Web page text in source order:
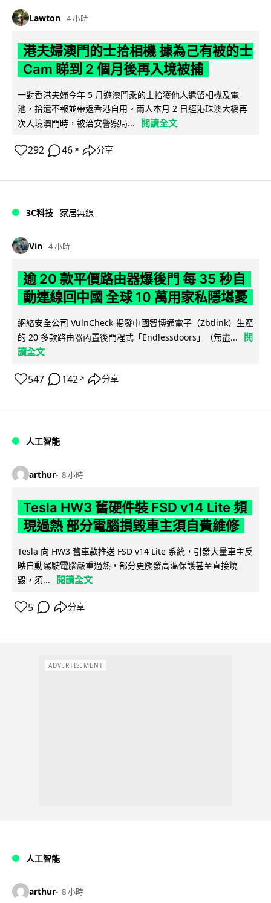
Lawton 4 小時
港夫婦澳門的士拾相機 據為己有被的士
Cam 睇到 2 個月後再入境被捕
一對香港夫婦今年 5 月遊澳門乘的士拾獲他人遺留相機及電
池，拾遺不報並帶返香港自用。兩人本月 2 日經港珠澳大橋再
次入境澳門時，被治安警察局...
閱讀全文
292 46 ↗ 分享
3C科技 家居無線
Vin 4 小時
逾 20 款平價路由器爆後門 每 35 秒自
動連線回中國 全球 10 萬用家私隱堪憂
網絡安全公司 VulnCheck 揭發中國智博通電子（Zbtlink）生產
的 20 多款路由器內置後門程式「Endlessdoors」（無盡...
閱
讀全文
547 142 ↗ 分享
人工智能
arthur 8 小時
Tesla HW3 舊硬件裝 FSD v14 Lite 頻
現過熱 部分電腦損毀車主須自費維修
Tesla 向 HW3 舊車款推送 FSD v14 Lite 系統，引發大量車主反
映自動駕駛電腦嚴重過熱，部分更觸發高溫保護甚至直接燒
毀，須...
閱讀全文
5 分享
ADVERTISEMENT
人工智能
arthur 8 小時